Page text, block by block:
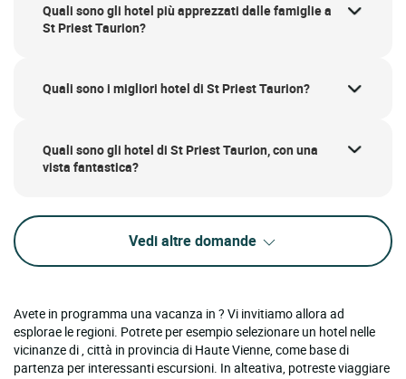
Quali sono gli hotel più apprezzati dalle famiglie a
St Priest Taurion?
Quali sono i migliori hotel di St Priest Taurion?
Quali sono gli hotel di St Priest Taurion, con una
vista fantastica?
Vedi altre domande
Avete in programma una vacanza in ? Vi invitiamo allora ad
esplorae le regioni. Potrete per esempio selezionare un hotel nelle
vicinanze di , città in provincia di Haute Vienne, come base di
partenza per interessanti escursioni. In alteativa, potreste viaggiare